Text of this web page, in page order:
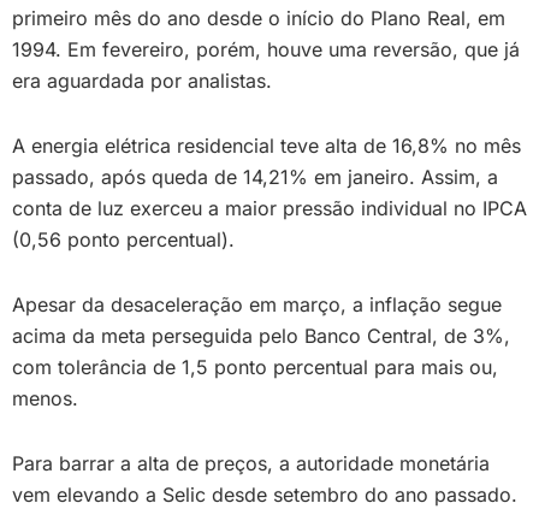
primeiro mês do ano desde o início do Plano Real, em
1994. Em fevereiro, porém, houve uma reversão, que já
era aguardada por analistas.
A energia elétrica residencial teve alta de 16,8% no mês
passado, após queda de 14,21% em janeiro. Assim, a
conta de luz exerceu a maior pressão individual no IPCA
(0,56 ponto percentual).
Apesar da desaceleração em março, a inflação segue
acima da meta perseguida pelo Banco Central, de 3%,
com tolerância de 1,5 ponto percentual para mais ou,
menos.
Para barrar a alta de preços, a autoridade monetária
vem elevando a Selic desde setembro do ano passado.